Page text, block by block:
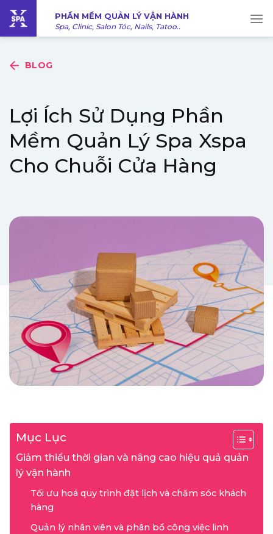
Bỏ
qua
nội
PHẦN MỀM QUẢN LÝ VẬN HÀNH
Spa, Clinic, Salon Tóc, Nails, Tatoo..
BLOG
Lợi Ích Sử Dụng Phần
Mềm Quản Lý Spa Xspa
Cho Chuỗi Cửa Hàng
Mục Lục
Giảm thiểu thời gian và nâng cao hiệu quả quản
lý vận hành
Tối ưu hoá quy trình đặt lịch và chăm sóc khách
hàng
Quản lý nhân viên và phân bổ công việc linh